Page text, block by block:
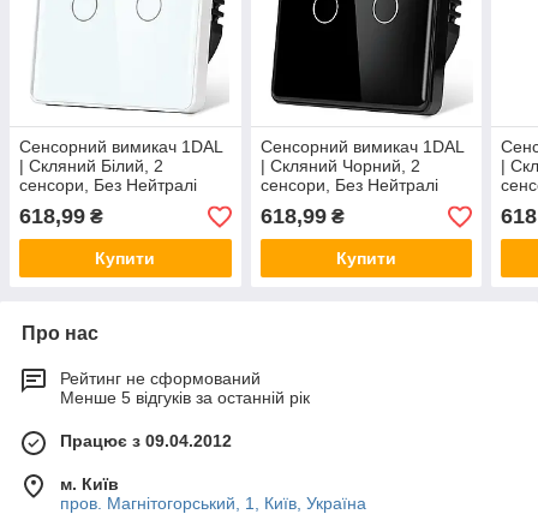
Сенсорний вимикач 1DAL
| Скляний Білий, 2
сенсори, Без Нейтралі
(G86D-SW2G.SL.WT)
618,99 ₴
Купити
Сенсорний вимикач 1DAL
| Скляний Чорний, 2
сенсори, Без Нейтралі
(G86D-SW2G.SL.BL)
618,99₴
Купити
|
Про нас
Рейтинг не сформований
Менше 5 відгуків за останній рік
Працює з 09.04.2012
м. Київ
пров. Магнітогорський, 1, Київ, Україна